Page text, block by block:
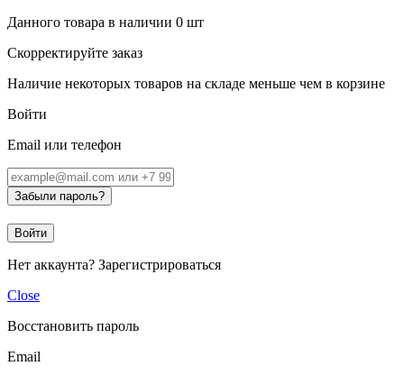
Данного товара в наличии 0 шт
Скорректируйте заказ
Наличие некоторых товаров на складе меньше чем в корзине
Войти
Email или телефон
Забыли пароль?
Войти
Нет аккаунта? Зарегистрироваться
Close
Восстановить пароль
Email